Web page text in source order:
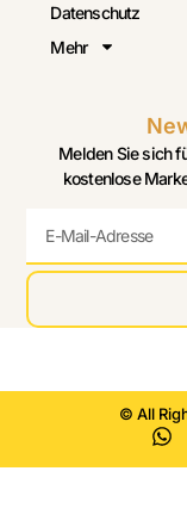
Datenschutz
Mehr
Melden Sie sich
kostenlose
© All